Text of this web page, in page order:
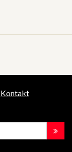
Kontakt